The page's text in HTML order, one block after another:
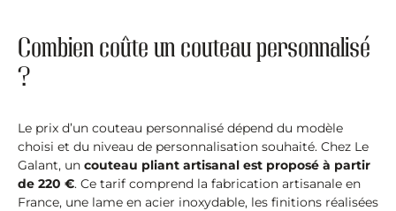
Combien coûte un couteau personnalisé
?
Le prix d’un couteau personnalisé dépend du modèle
choisi et du niveau de personnalisation souhaité. Chez Le
Galant, un couteau pliant artisanal est proposé à partir
de 220 €. Ce tarif comprend la fabrication artisanale en
France, une lame en acier inoxydable, les finitions réalisées